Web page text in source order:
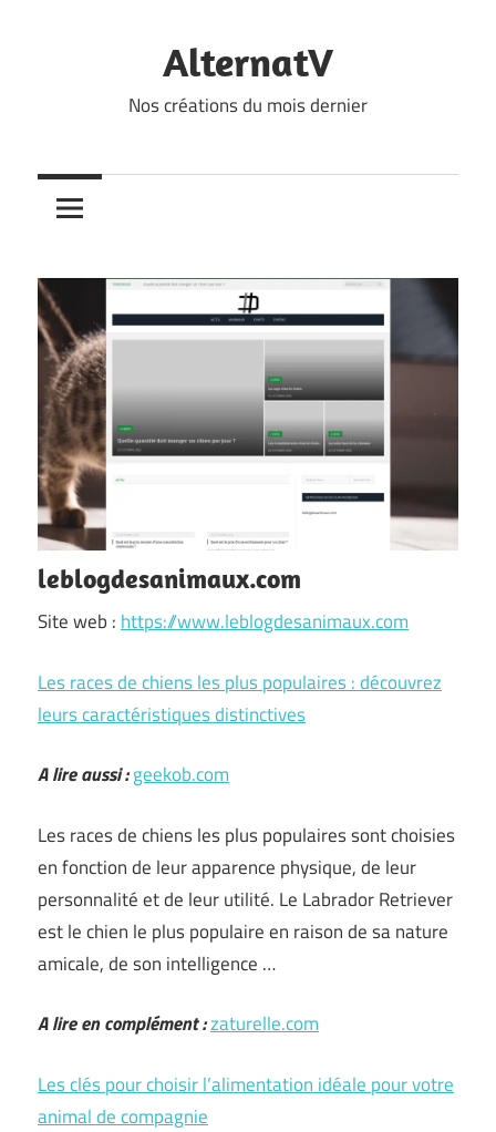
AlternatV
Nos créations du mois dernier
leblogdesanimaux.com
Site web : https://www.leblogdesanimaux.com
Les races de chiens les plus populaires : découvrez
leurs caractéristiques distinctives
A lire aussi :geekob.com
Les races de chiens les plus populaires sont choisies
en fonction de leur apparence physique, de leur
personnalité et de leur utilité. Le Labrador Retriever
est le chien le plus populaire en raison de sa nature
amicale, de son intelligence …
A lire en complément :zaturelle.com
Les clés pour choisir l’alimentation idéale pour votre
animal de compagnie